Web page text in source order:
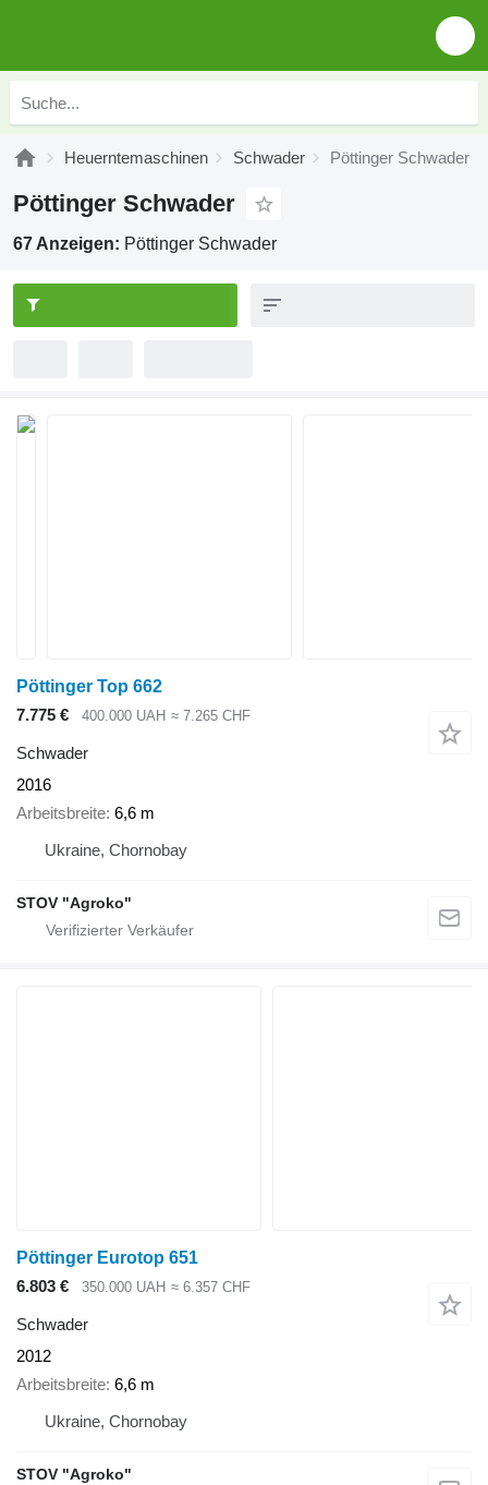
Heuerntemaschinen Schwader Pöttinger Schwader
Pöttinger Schwader
67 Anzeigen: Pöttinger Schwader
Pöttinger Top 662
7.775 €
400.000 UAH ≈ 7.265 CHF
Schwader
2016
Arbeitsbreite 6,6 m
Ukraine, Chornobay
STOV "Agroko"
Pöttinger Eurotop 651
6.803 €
350.000 UAH ≈ 6.357 CHF
Schwader
2012
Arbeitsbreite 6,6 m
Ukraine, Chornobay
STOV "Agroko"